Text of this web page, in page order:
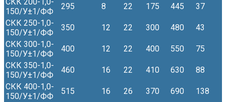
150/У±1/ФФ
295 8 22 175 445
37
СКК 250-1,0-
150/У±1/ФФ
350 12 22 300 480
43
СКК 300-1,0-
150/У±1/ФФ
400 12 22 400 550
75
СКК 350-1,0-
150/У±1/ФФ
460 16 22 410 630
88
СКК 400-1,0-
150/У±1/ФФ
515 16 26 370 690 138